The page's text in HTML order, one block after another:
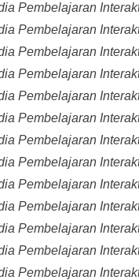
Pembelajaran
Pembelajaran
Pembelajaran
Pembelajaran
Pembelajaran
Pembelajaran
Pembelajaran
Pembelajaran
Pembelajaran
Pembelajaran
Pembelajaran
Pembelajaran
Pembelajaran